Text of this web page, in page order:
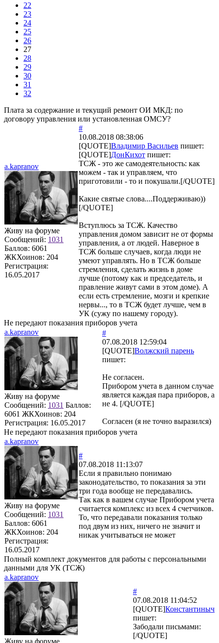
22
23
24
25
26
27
28
29
30
31
32
Плата за содержание и текущий ремонт ОИ МКД: по
договору управления или установленная ОМСУ?
a.kapranov
Живу на форуме
Сообщений: 1031
Баллов: 6061
ЖКХоинов: 204
Регистрация:
16.05.2017
#
10.08.2018 08:38:06
[QUOTE]Владимир Васильев пишет:
[QUOTE]ДонКихот пишет:
ТСЖ - это же самодеятельность: как
можем - так и управляем, что
приготовили - то и покушали.[/QUOTE]
Какие святые слова....Поддерживаю))
[/QUOTE]
Вступлюсь за ТСЖ. Качество
управления домом зависит не от формы
управления, а от людей. Наверное в
ТСЖ больше случаев, когда люди не
умеют управлять. Но в ТСЖ больше
стремления, сделать жизнь в доме
лучше (потому как и председатель, и
правление живут сами в этом доме). А
если есть стремление, мозги и крепкие
нервы..., то в ТСЖ будет лучше, чем в
УК (сужу по нашему городу).
Не передают показания приборов учета
a.kapranov
Живу на форуме
Сообщений: 1031 Баллов:
6061 ЖКХоинов: 204
Регистрация: 16.05.2017
#
07.08.2018 12:59:04
[QUOTE]Волжский парень
пишет:
Не согласен.
Прибором учета в данном случае
является каждая пара приборов, а
не 4. [/QUOTE]
Согласен (я не точно выразился)
Не передают показания приборов учета
a.kapranov
Живу на форуме
Сообщений: 1031
Баллов: 6061
ЖКХоинов: 204
Регистрация:
16.05.2017
#
07.08.2018 11:13:07
Если я правильно понимаю
законодательство, то показания за эти
три года вообще не передавались.
Так как в вашем случае Прибором учета
считается комплекс из всех 4 счетчиков.
То, что передавали показания только
под двум из них, ничего не значит и
никак учитываться не может
Полный комплект документов для работы с персональными
данными для УК (ТСЖ)
a.kapranov
Живу на форуме
#
07.08.2018 11:04:52
[QUOTE]Константиныч
пишет:
Забодали письмами:
[/QUOTE]